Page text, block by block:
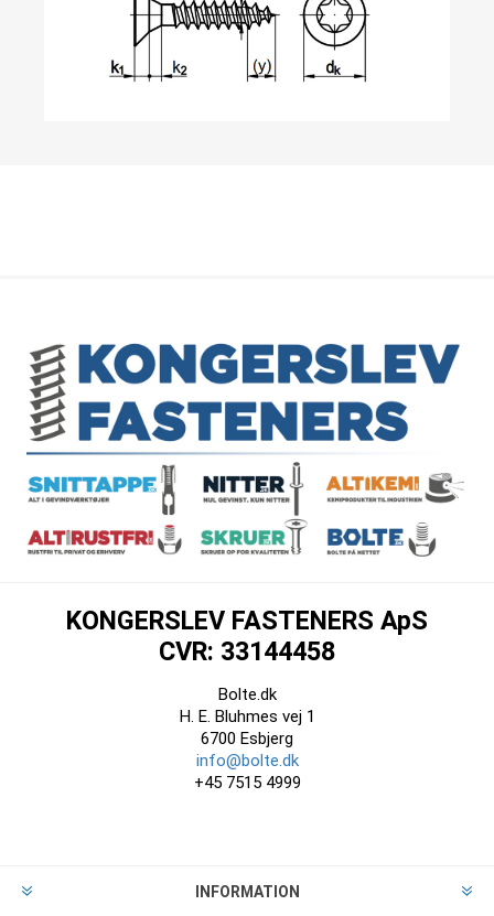
KONGERSLEV FASTENERS ApS
CVR: 33144458
Bolte.dk
H. E. Bluhmes vej 1
6700 Esbjerg
info@bolte.dk
+45 7515 4999
INFORMATION